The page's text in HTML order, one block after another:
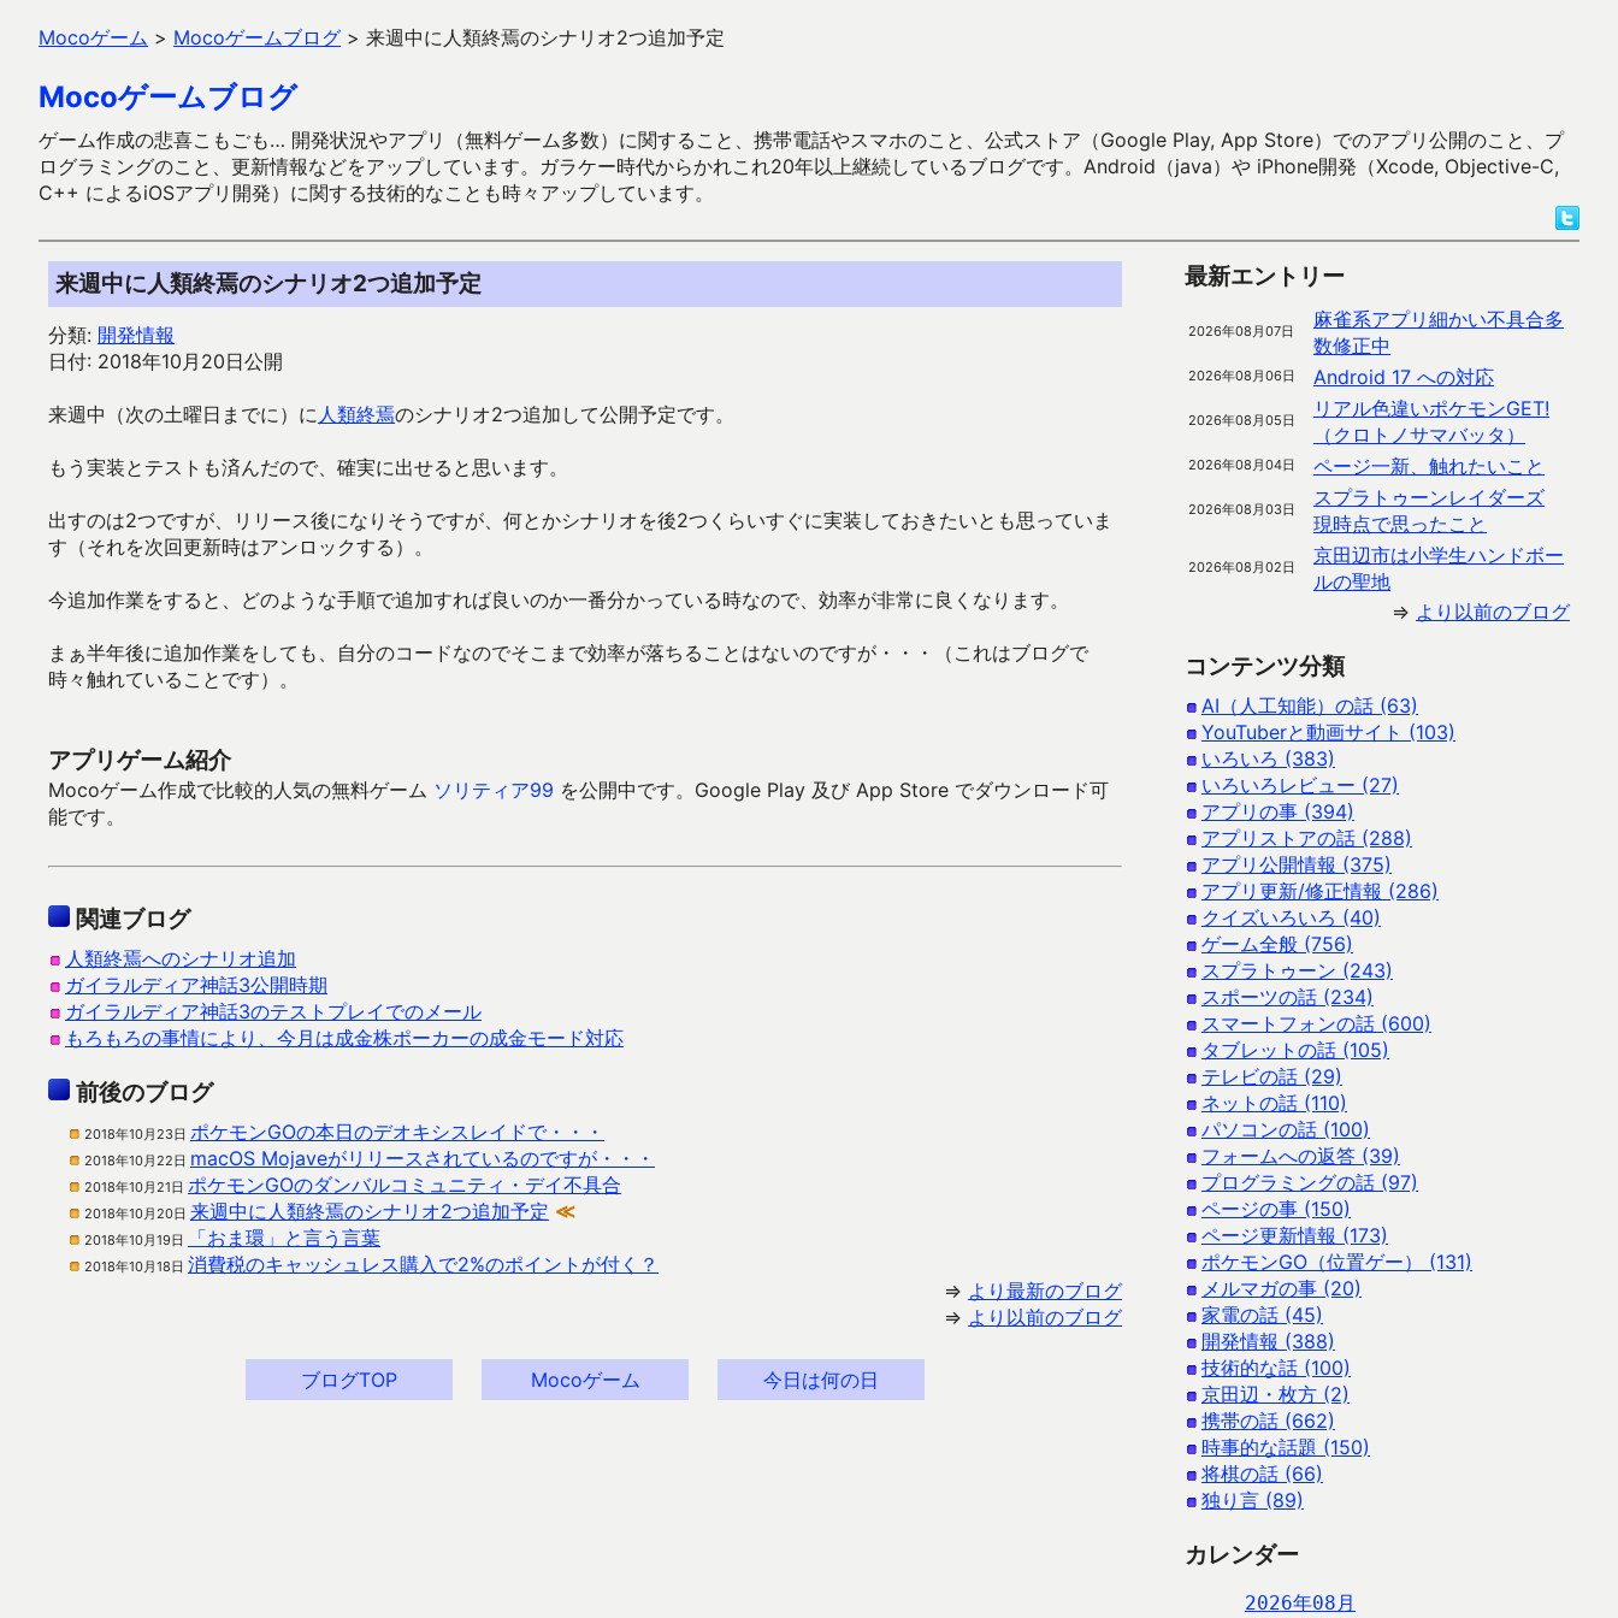
Mocoゲーム > Mocoゲームブログ > 来週中に人類終焉のシナリオ2つ追加予定
Mocoゲームブログ
ゲーム作成の悲喜こもごも… 開発状況やアプリ（無料ゲーム多数）に関すること、携帯電話やスマホのこと、公式ストア（Google Play, App Store）でのアプリ公開のこと、プ
ログラミングのこと、更新情報などをアップしています。ガラケー時代からかれこれ20年以上継続しているブログです。Android（java）や iPhone開発（Xcode, Objective-C,
C++ によるiOSアプリ開発）に関する技術的なことも時々アップしています。
来週中に人類終焉のシナリオ2つ追加予定
分類: 開発情報
日付: 2018年10月20日公開
来週中（次の土曜日までに）に人類終焉のシナリオ2つ追加して公開予定です。
もう実装とテストも済んだので、確実に出せると思います。
出すのは2つですが、リリース後になりそうですが、何とかシナリオを後2つくらいすぐに実装しておきたいとも思っていま
す（それを次回更新時はアンロックする）。
今追加作業をすると、どのような手順で追加すれば良いのか一番分かっている時なので、効率が非常に良くなります。
まぁ半年後に追加作業をしても、自分のコードなのでそこまで効率が落ちることはないのですが・・・（これはブログで
時々触れていることです）。
アプリゲーム紹介
Mocoゲーム作成で比較的人気の無料ゲーム ソリティア99 を公開中です。Google Play 及び App Store でダウンロード可
能です。
関連ブログ
人類終焉へのシナリオ追加
ガイラルディア神話3公開時期
ガイラルディア神話3のテストプレイでのメール
もろもろの事情により、今月は成金株ポーカーの成金モード対応
前後のブログ
2018年10月23日 ポケモンGOの本日のデオキシスレイドで・・・
2018年10月22日 macOS Mojaveがリリースされているのですが・・・
2018年10月21日 ポケモンGOのダンバルコミュニティ・デイ不具合
2018年10月20日 来週中に人類終焉のシナリオ2つ追加予定 ≪
2018年10月19日 「おま環」と言う言葉
2018年10月18日 消費税のキャッシュレス購入で2%のポイントが付く？
⇒ より最新のブログ
⇒ より以前のブログ
ブログTOP Mocoゲーム 今日は何の日
最新エントリー
2026年08月07日
麻雀系アプリ細かい不具合多
数修正中
2026年08月06日 Android 17 への対応
2026年08月05日
リアル色違いポケモンGET!
（クロトノサマバッタ）
2026年08月04日 ページ一新、触れたいこと
2026年08月03日
スプラトゥーンレイダーズ
現時点で思ったこと
2026年08月02日
京田辺市は小学生ハンドボー
ルの聖地
⇒ より以前のブログ
コンテンツ分類
AI（人工知能）の話 (63)
YouTuberと動画サイト (103)
いろいろ (383)
いろいろレビュー (27)
アプリの事 (394)
アプリストアの話 (288)
アプリ公開情報 (375)
アプリ更新/修正情報 (286)
クイズいろいろ (40)
ゲーム全般 (756)
スプラトゥーン (243)
スポーツの話 (234)
スマートフォンの話 (600)
タブレットの話 (105)
テレビの話 (29)
ネットの話 (110)
パソコンの話 (100)
フォームへの返答 (39)
プログラミングの話 (97)
ページの事 (150)
ページ更新情報 (173)
ポケモンGO（位置ゲー） (131)
メルマガの事 (20)
家電の話 (45)
開発情報 (388)
技術的な話 (100)
京田辺・枚方 (2)
携帯の話 (662)
時事的な話題 (150)
将棋の話 (66)
独り言 (89)
カレンダー
2026年08月